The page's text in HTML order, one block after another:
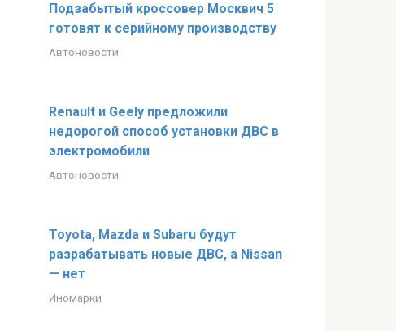
Подзабытый кроссовер Москвич 5
готовят к серийному производству
Автоновости
Renault и Geely предложили
недорогой способ установки ДВС в
электромобили
Автоновости
Toyota, Mazda и Subaru будут
разрабатывать новые ДВС, а Nissan
— нет
Иномарки